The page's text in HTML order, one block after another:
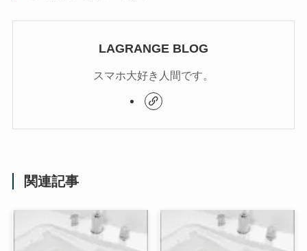
LAGRANGE BLOG
スマホ大好き人間です。
関連記事